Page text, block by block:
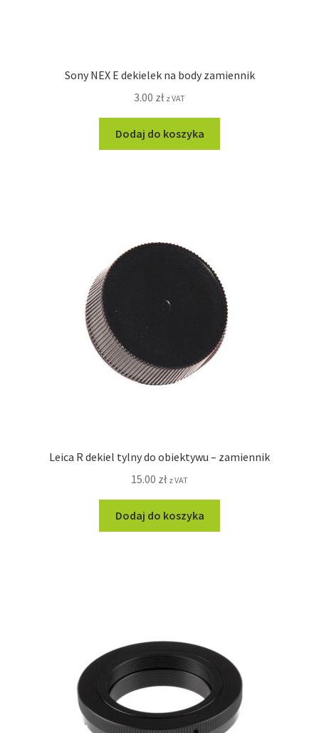
Sony NEX E dekielek na body zamiennik
3.00 zł z VAT
Dodaj do koszyka
Leica R dekiel tylny do obiektywu – zamiennik
15.00 zł z VAT
Dodaj do koszyka